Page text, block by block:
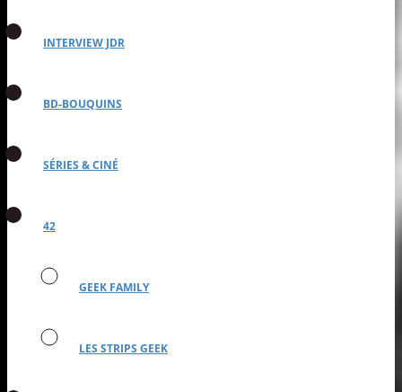
INTERVIEW JDR
BD-BOUQUINS
SÉRIES & CINÉ
42
GEEK FAMILY
LES STRIPS GEEK